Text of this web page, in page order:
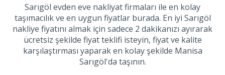
Sarıgöl evden eve nakliyat firmaları ile en kolay
taşımacılık ve en uygun fiyatlar burada. En iyi Sarıgöl
nakliye fiyatını almak için sadece 2 dakikanızı ayırarak
ücretsiz şekilde fiyat teklifi isteyin, fiyat ve kalite
karşılaştırması yaparak en kolay şekilde Manisa
Sarıgöl'da taşının.